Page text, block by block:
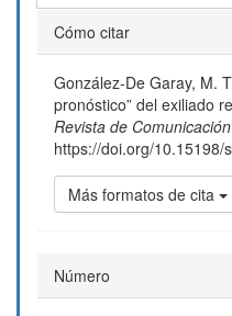
Detalles
del
artículo
Cómo citar
González-De Garay, M.
pronóstico” del exiliado
Revista de
https://doi.org/10.15198/
Más formatos de cita
Número